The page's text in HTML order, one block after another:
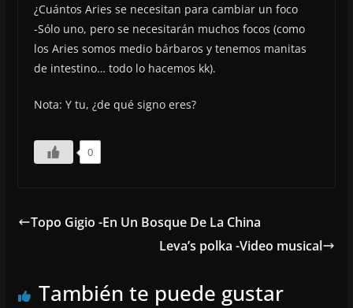
¿Cuántos Aries se necesitan para cambiar un foco
-Sólo uno, pero se necesitarán muchos focos (como
los Aries somos medio bárbaros y tenemos manitas
de intestino… todo lo hacemos kk).
Nota: Y tu, ¿de qué signo eres?
0
Topo Gigio -En Un Bosque De La China
Leva’s polka -Video musical
También te puede gustar